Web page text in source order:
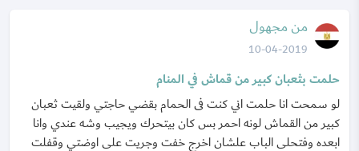
من مجهول
10-04-2019
حلمت بثعبان كبير من قماش في المنام
لو سمحت انا حلمت اني كنت فى الحمام بقضي حاجتي ولقيت ثعبان
كبير من القماش لونه احمر بس كان بيتحرك ويجيب وشه عندي وانا
ابعده وفتحلى الباب علشان اخرج خفت وجريت على اوضتي وقفلت